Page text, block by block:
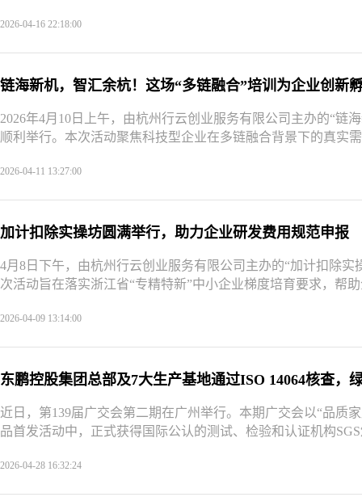
2026-04-16 22:18:00
链海新机，智汇余杭！这场“多链融合”培训为企业创新
2026年4月10日上午，由杭州行云创业服务有限公司主办的“链
顺利举行。本次活动聚焦科技型企业在多链融合背景下的真实
2026-04-11 13:27:00
加计扣除实操坊圆满举行，助力企业研发费用规范申报
4月8日下午，由杭州行云创业服务有限公司主办的“加计扣除
次活动旨在落实浙江省“专精特新”中小企业梯度培育要求，帮
2026-04-09 13:14:00
东鹏控股集团总部及7大生产基地通过ISO 14064核查，
近日，第139届广交会第二期在广州举行。本期广交会以“品质
品首发活动中，正式获得国际公认的测试、检验和认证机构
2026-04-28 16:32:24